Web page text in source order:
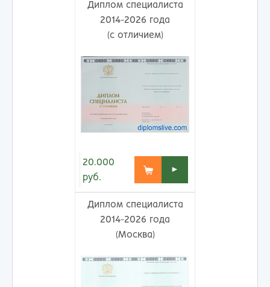
Диплом специалиста
2014-2026 года
(с отличием)
20.000
руб.
►
Диплом специалиста
2014-2026 года
(Москва)